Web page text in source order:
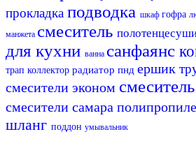
прокладка подводка шкаф гофра
манжета смеситель
для кухни ванна санфаянс
трап коллектор радиатор пнд ершик
смесители эконом
смесители самара
шланг поддон умывальник